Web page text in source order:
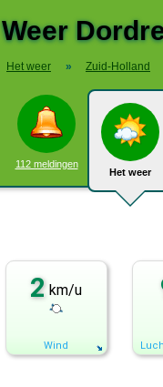
Weer
Het weer » Zuid-Holland
112 meldingen
Het weer
2 km/u
Wind